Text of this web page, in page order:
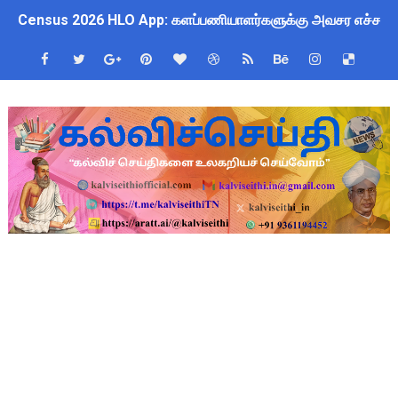
Census 2026 HLO App: களப்பணியாளர்களுக்கு அவசர
July 2026 Pay Slip Download: IFHRMS களஞ்சியம்
அரசு ஊழியர்களுக்கு ரூ.14,000 கோடி நிதி குறைப்பா? புதிய
தமிழகப் பள்ளிகளுக்கு முக்கிய அறிவிப்பு: ஆகஸ்ட் 10 தேசிய
Kalai Thiruvizha 2026 - 2027 Forms: கலைத் திருவிழா